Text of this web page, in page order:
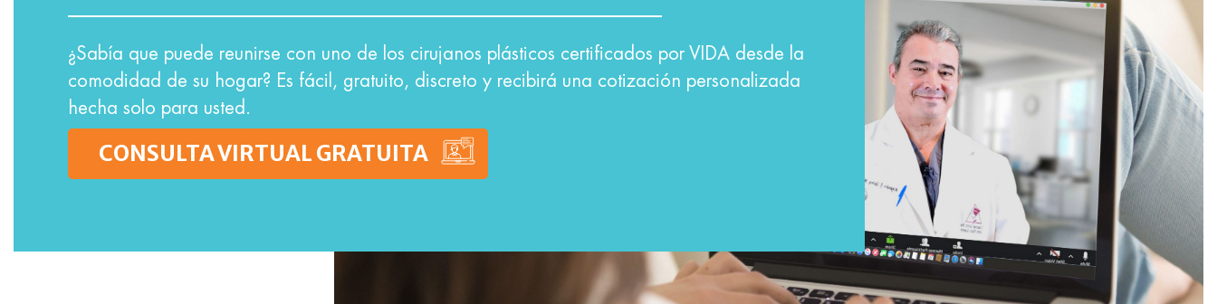
¿Sabía que puede reunirse con uno de los cirujanos plásticos certificados por VIDA desde la
comodidad de su hogar? Es fácil, gratuito, discreto y recibirá una cotización personalizada
hecha solo para usted.
CONSULTA VIRTUAL GRATUITA